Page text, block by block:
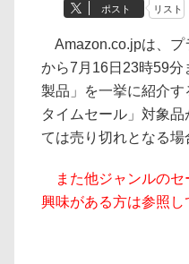
ポスト リスト
Amazon.co.jpは、プ
から7月16日23時59分
製品」を一挙に紹介
タイムセール」対象
ては売り切れとなる場
また他ジャンルの
興味がある方は参照し